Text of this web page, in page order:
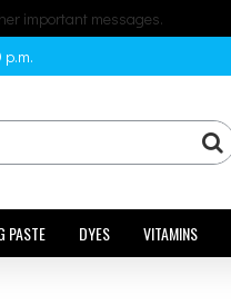
important messages.
PASTE DYES VITAMINS